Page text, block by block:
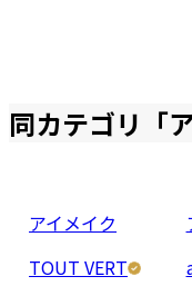
同カテゴリ「
アイメイク
TOUT VERT